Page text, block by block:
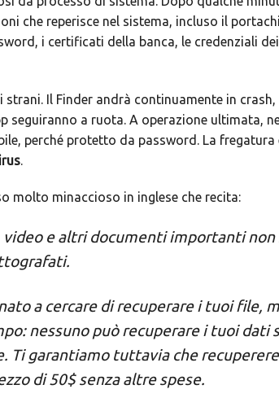
che reperisce nel sistema, incluso il
i certificati della banca, le credenziali
Il Finder andrà continuamente in crash,
seguiranno a ruota. A operazione ultimata,
perché protetto da password. La fregatura
.
molto minaccioso in inglese che recita:
e altri documenti importanti non
a cercare di recuperare i tuoi file,
nessuno può recuperare i tuoi dati
Ti garantiamo tuttavia che
di 50$ senza altre spese.